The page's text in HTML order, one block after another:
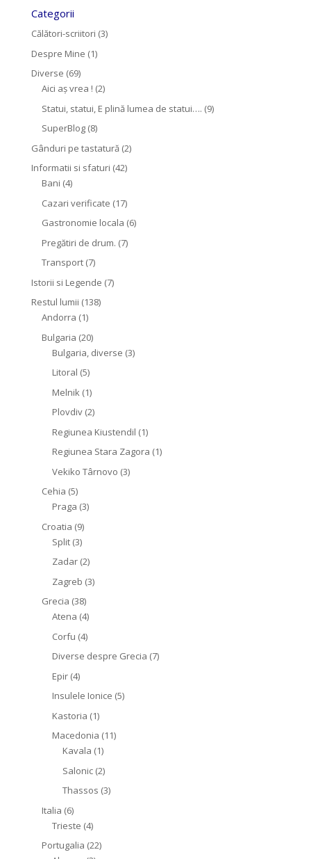
Categorii
Călători-scriitori (3)
Despre Mine (1)
Diverse (69)
Aici aș vrea ! (2)
Statui, statui, E plină lumea de statui…. (9)
SuperBlog(8)
Gânduri pe tastatură(2)
Informatii si sfaturi (42)
Bani (4)
Cazari verificate (17)
Gastronomie locala (6)
Pregătiri de drum. (7)
Transport(7)
Istorii si Legende (7)
Restul lumii (138)
Andorra (1)
Bulgaria (20)
Bulgaria, diverse (3)
Litoral (5)
Melnik (1)
Plovdiv(2)
Regiunea Kiustendil (1)
Regiunea Stara Zagora (1)
Vekiko Târnovo (3)
Cehia (5)
Praga (3)
Croatia (9)
Split(3)
Zadar(2)
Zagreb (3)
Grecia (38)
Atena (4)
Corfu (4)
Diverse despre Grecia (7)
Epir(4)
Insulele Ionice (5)
Kastoria (1)
Macedonia (11)
Kavala (1)
Salonic(2)
Thassos (3)
Italia (6)
Trieste (4)
Portugalia (22)